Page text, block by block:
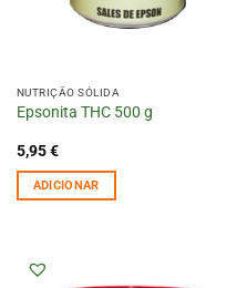
NUTRIÇÃO SÓLIDA
Epsonita THC 500 g
5,95€
ADICIONAR